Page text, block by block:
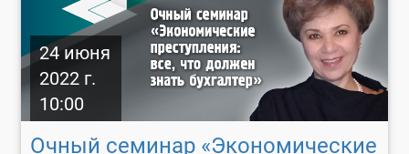
24 июня
2022 г.
10:00
Очный семинар «Экономические